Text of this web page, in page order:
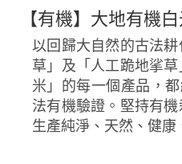
【有機】大地有機
以回歸大自然的古法
草」及「人工跪地挲
米」的每一個產品，
法有機驗證。堅持有
生產純淨、天然、健康